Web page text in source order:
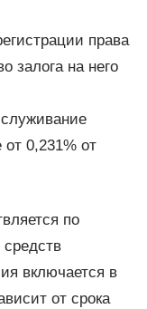
права
залога на него
от 0,231% от
по
включается в
от срока